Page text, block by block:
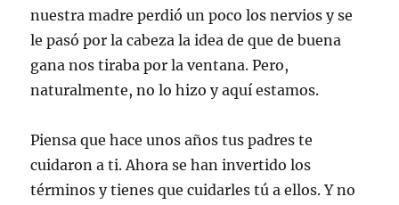
nuestra madre perdió un poco los nervios y se
le pasó por la cabeza la idea de que de buena
gana nos tiraba por la ventana. Pero,
naturalmente, no lo hizo y aquí estamos.
Piensa que hace unos años tus padres te
cuidaron a ti. Ahora se han invertido los
términos y tienes que cuidarles tú a ellos. Y no